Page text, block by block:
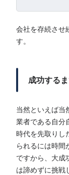
会社を存続させ
す。
成功する
当然といえば当
業者である自分
時代を先取りし
られるには時間
ですから、大成
は諦めずに挑戦